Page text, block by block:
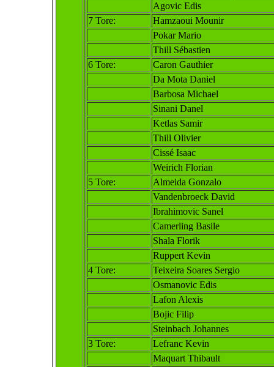
Agovic Edis
7 Tore:
Hamzaoui Mounir
Pokar Mario
Thill Sébastien
6 Tore:
Caron Gauthier
Da Mota Daniel
Barbosa Michael
Sinani Danel
Ketlas Samir
Thill Olivier
Cissé Isaac
Weirich Florian
5 Tore:
Almeida Gonzalo
Vandenbroeck David
Ibrahimovic Sanel
Camerling Basile
Shala Florik
Ruppert Kevin
4 Tore:
Teixeira Soares Sergio
Osmanovic Edis
Lafon Alexis
Bojic Filip
Steinbach Johannes
3 Tore:
Lefranc Kevin
Maquart Thibault